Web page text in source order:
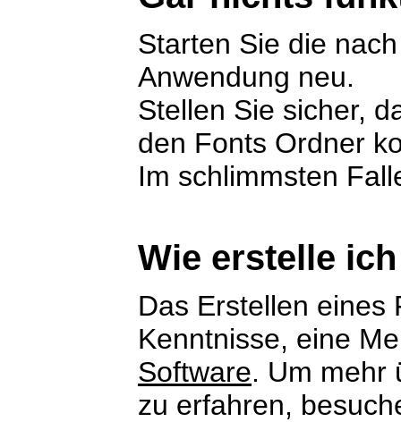
Starten Sie die
Anwendung neu.
Stellen Sie sicher,
den Fonts Ordner
Im schlimmsten
Wie erstelle
Das Erstellen eines
Kenntnisse, eine
Software. Um mehr
zu erfahren,